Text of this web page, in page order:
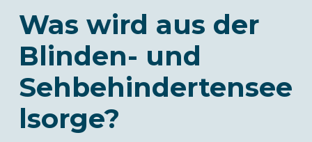
Was wird aus der
Blinden- und
Sehbehindertensee
lsorge?